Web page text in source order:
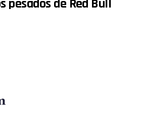
pesados de Red Bull